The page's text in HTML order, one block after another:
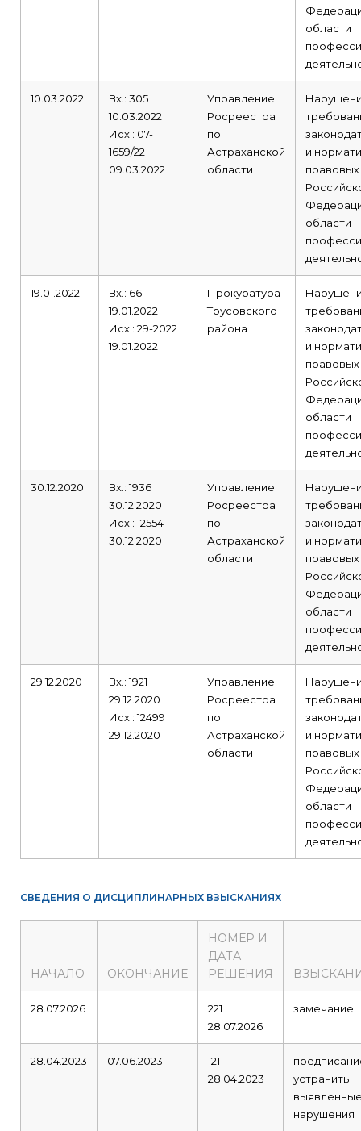
области
10.03.2022
Вх.: 305
10.03.2022
Исх.: 07-
1659/22
09.03.2022
Управление
Росреестра
по
Астраханской
области
и
правовых
области
19.01.2022
Вх.: 66
19.01.2022
Исх.: 29-2022
19.01.2022
Прокуратура
Трусовского
района
и
правовых
области
30.12.2020
Вх.: 1936
30.12.2020
Исх.: 12554
30.12.2020
Управление
Росреестра
по
Астраханской
области
и
правовых
области
29.12.2020
Вх.: 1921
29.12.2020
Исх.: 12499
29.12.2020
Управление
Росреестра
по
Астраханской
области
и
правовых
области
СВЕДЕНИЯ О ДИСЦИПЛИНАРНЫХ ВЗЫСКАНИЯХ
НАЧАЛО ОКОНЧАНИЕ
НОМЕР И
ДАТА
РЕШЕНИЯ
28.07.2026
221
28.07.2026
замечание
28.04.2023 07.06.2023
121
28.04.2023
устранить
нарушения